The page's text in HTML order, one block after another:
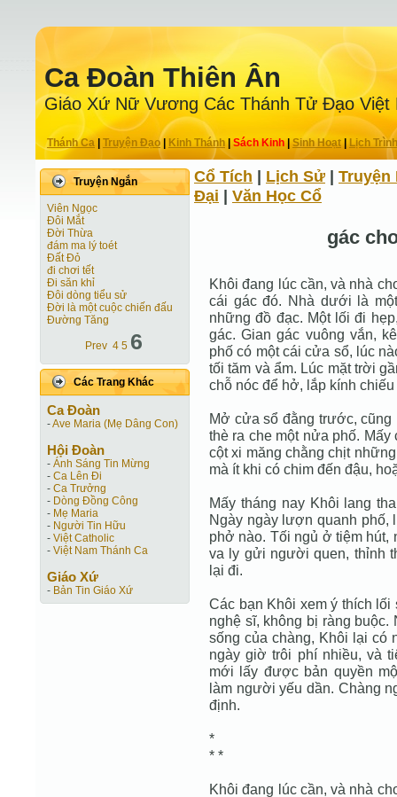
Ca Ðoàn Thiên Ân
Giáo Xứ Nữ Vương Các Thánh Tử Ðạo Việt
Thánh Ca Truyện Ðạo| Kinh Thánh Sách Kinh|Sinh Hoạt| Lịch Trình
Truyện Ngắn
Viên Ngọc
Ðôi Mắt
Ðời Thừa
đám ma lý toét
Đất Đỏ
đi chơi tết
Đi săn khỉ
Đôi dòng tiểu sử
Đời là một cuộc chiến đấu
Đường Tăng
Prev 4 5 6
Các Trang Khác
Ca Ðoàn
-Ave Maria (Mẹ Dâng Con)
Hội Ðoàn
- Ánh Sáng Tin Mừng
- Ca Lên Đi
- Ca Trưởng
- Dòng Đồng Công
- Mẹ Maria
- Người Tin Hữu
- Việt Catholic
- Việt Nam Thánh Ca
Giáo Xứ
- Bản Tin Giáo Xứ
Cổ Tích Lịch Sử
Truyện
Ðại
Văn Học Cổ
gác
Khôi đang lúc cần, và nhà
cái gác đó. Nhà dưới là
những đồ đạc. Một lối đi
gác. Gian gác vuông vắn,
phố có một cái cửa sổ, lúc
tối tăm và ẩm. Lúc mặt trời
chỗ nóc để hở, lắp kính
Mở cửa sổ đằng trước,
thè ra che một nửa phố.
cột xi măng chằng chịt
mà ít khi có chim đến đậu,
Mấy tháng nay Khôi lang
Ngày ngày lượn quanh phố,
phở nào. Tối ngủ ở tiệm hút,
va ly gửi người quen, thỉnh
lại đi.
Các bạn Khôi xem ý thích
nghệ sĩ, không bị ràng
sống của chàng, Khôi lại có
ngày giờ trôi phí nhiều, và
mới lấy được bản quyền
làm người yếu dần. Chàng
định.
*
* *
Khôi đang lúc cần, và nhà